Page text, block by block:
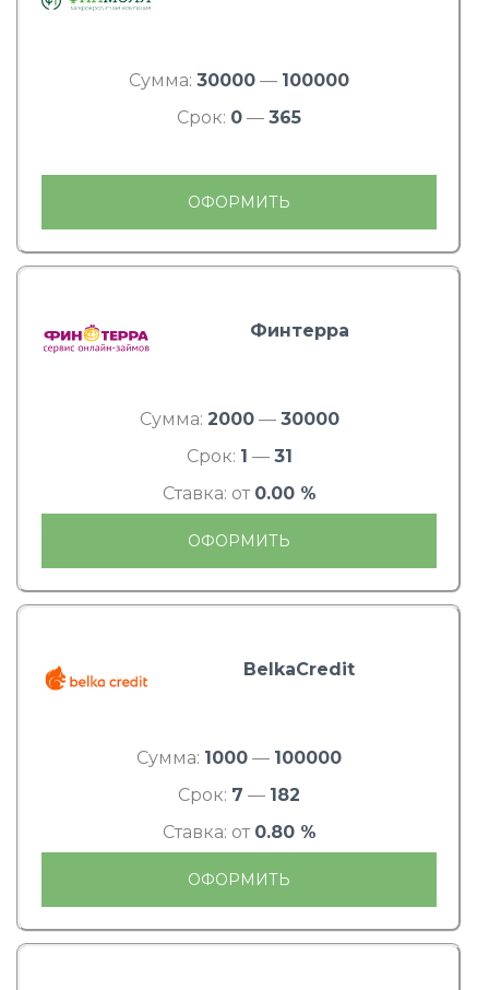
Сумма: 30000 — 100000
Срок: 0 — 365
ОФОРМИТЬ
Финтерра
Сумма: 2000— 30000
Срок: 1 — 31
Ставка: от 0.00 %
ОФОРМИТЬ
BelkaCredit
Сумма: 1000 — 100000
Срок: 7 — 182
Ставка: от 0.80 %
ОФОРМИТЬ